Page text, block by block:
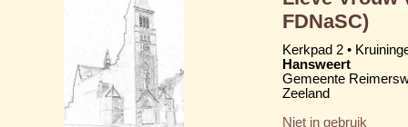
FDNaSC)
Kerkpad 2 •
Hansweert
Gemeente
Zeeland
Niet in gebruik